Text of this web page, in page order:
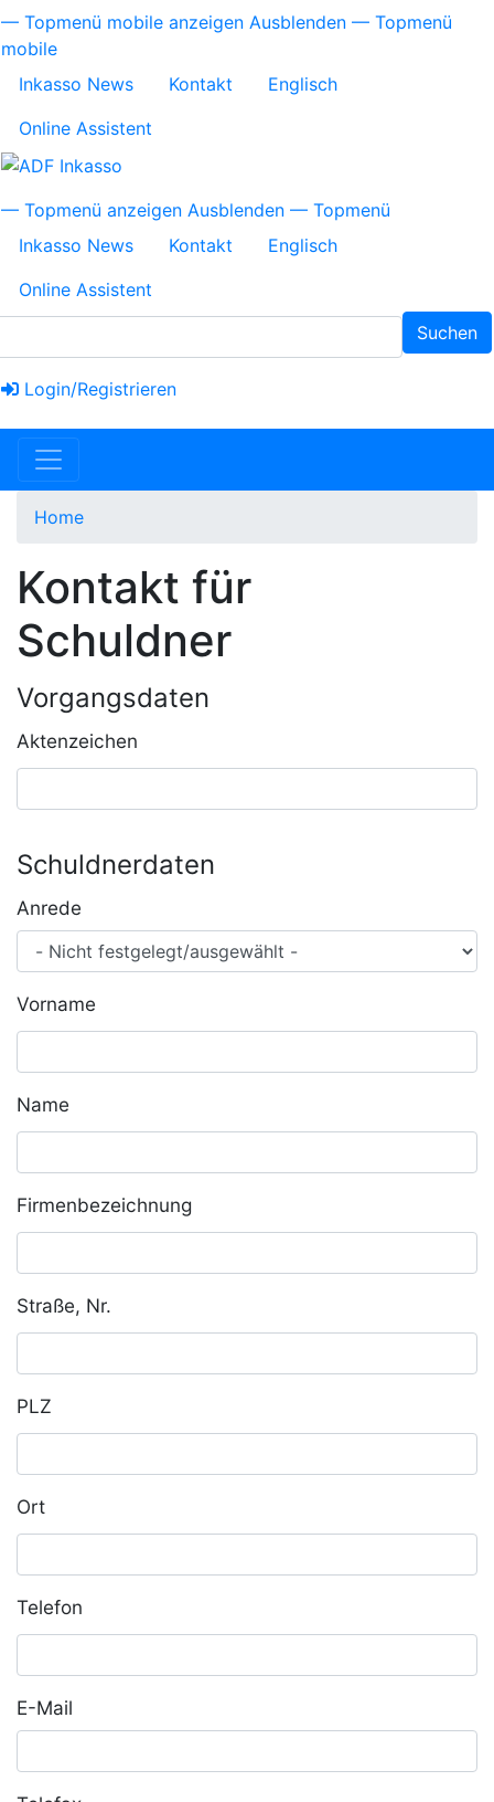
Direkt
zum
Topmenü
mobile
— Topmenü mobile anzeigen Ausblenden — Topmenü
mobile
Inkasso News
Kontakt
Englisch
Online Assistent
Topmenü
— Topmenü anzeigen Ausblenden — Topmenü
Inkasso News
Kontakt
Englisch
Online Assistent
Suchen
Login/Registrieren
Home
Kontakt für
Schuldner
Vorgangsdaten
Aktenzeichen
Schuldnerdaten
Anrede
Vorname
Name
Firmenbezeichnung
Straße, Nr.
PLZ
Ort
Telefon
E-Mail